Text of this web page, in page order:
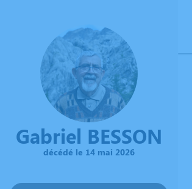
Gabriel BESSON
décédé le 14 mai 2026